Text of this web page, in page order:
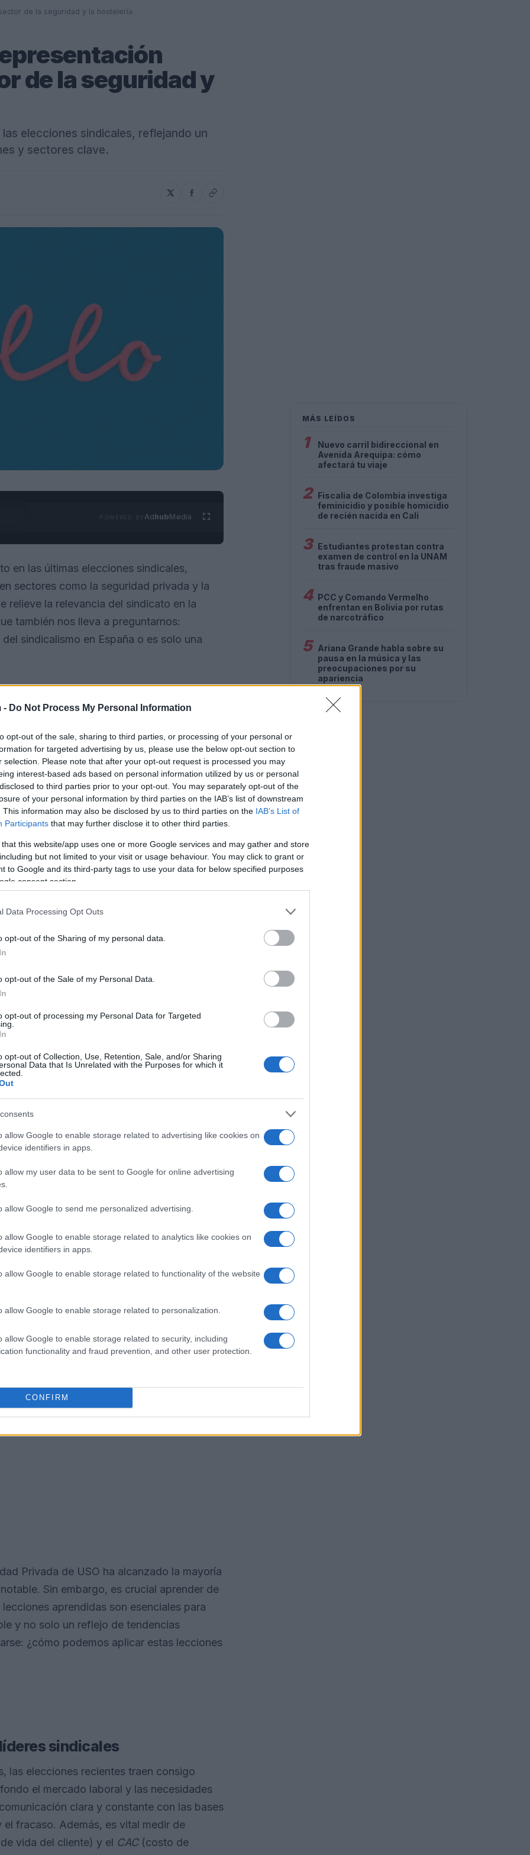
- Do Not Process My Personal Information
opt-out of the sale, sharing to third parties, or processing of your personal or
for targeted advertising by us, please use the below opt-out section to
selection. Please note that after your opt-out request is processed you may
interest-based ads based on personal information utilized by us or personal
to third parties prior to your opt-out. You may separately opt-out of the
of your personal information by third parties on the IAB’s list of downstream
This information may also be disclosed by us to third parties on the IAB’s List of
Participants that may further disclose it to other third parties.
that this website/app uses one or more Google services and may gather and store
but not limited to your visit or usage behaviour. You may click to grant or
to Google and its third-party tags to use your data for below specified purposes
consent section.
Data Processing Opt Outs
opt-out of the Sharing of my personal data.
opt-out of the Sale of my Personal Data.
opt-out of processing my Personal Data for Targeted
opt-out of Collection, Use, Retention, Sale, and/or Sharing
Data that Is Unrelated with the Purposes for which it
allow Google to enable storage related to advertising like cookies on
identifiers in apps.
allow my user data to be sent to Google for online advertising
allow Google to send me personalized advertising.
allow Google to enable storage related to analytics like cookies on
identifiers in apps.
allow Google to enable storage related to functionality of the website
allow Google to enable storage related to personalization.
allow Google to enable storage related to security, including
functionality and fraud prevention, and other user protection.
CONFIRM
de la seguridad y la hostelería
de la seguridad y
elecciones sindicales, reflejando un
y sectores clave.
AdhubMedia
en las últimas elecciones sindicales,
sectores como la seguridad privada y la
relieve la relevancia del sindicato en la
también nos lleva a preguntarnos:
sindicalismo en España o es solo una
elocuentes. En El Coronil, el sindicato
en dos grandes empresas de
En Euskadi, LSB-USO ha logrado
y ha renovado su delegado en Imperial.
fruto de una estrategia bien definida y de
fit
demostrando que este crecimiento
Servicios de LSB-USO-Euskadi ha
positiva en la representación de
y más allá. Pero, antes de dejarse llevar
implicaciones tienen realmente estos
del sindicato?
muestra que, aunque hay victorias, el
libre de obstáculos. En FCC Limpieza
en las elecciones sindicales, pero esto no
He visto demasiadas startups y
tras un éxito inicial. La clave está en
rate, para asegurarse de que la fuerza
Privada de USO ha alcanzado la mayoría
Sin embargo, es crucial aprender de
aprendidas son esenciales para
y no solo un reflejo de tendencias
¿cómo podemos aplicar estas lecciones
sindicales
las elecciones recientes traen consigo
el mercado laboral y las necesidades
clara y constante con las bases
fracaso. Además, es vital medir de
vida del cliente) y el CAC(costo de
MÁS LEÍDOS
1
Nuevo carril bidireccional en
Avenida Arequipa: cómo
afectará tu viaje
2 Fiscalía de Colombia investiga
feminicidio y posible homicidio
de recién nacida en Cali
3 Estudiantes protestan contra
examen de control en la UNAM
tras fraude masivo
4 PCC y Comando Vermelho
enfrentan en Bolivia por rutas
de narcotráfico
5 Ariana Grande habla sobre su
pausa en la música y las
preocupaciones por su
apariencia